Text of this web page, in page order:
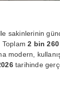
sakinlerinin
Toplam2 bin
modern,
tarihinde